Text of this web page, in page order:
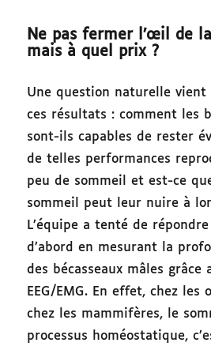
Ne pas fermer l’œil de
mais à quel prix ?
Une question naturelle vient
ces résultats : comment les
sont-ils capables de rester
de telles performances
peu de sommeil et est-ce
sommeil peut leur nuire à
L’équipe a tenté de
d’abord en mesurant la
des bécasseaux mâles grâce
EEG/EMG. En effet, chez les
chez les mammifères, le
processus homéostatique,